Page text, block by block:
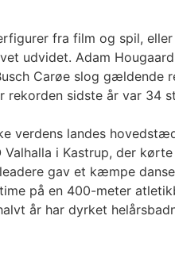
fra film og spil,
udvidet. Adam
Carøe slog
rekorden sidste år var 34
verdens landes
i Kastrup, der
gav et kæmpe
på en 400-meter
år har dyrket